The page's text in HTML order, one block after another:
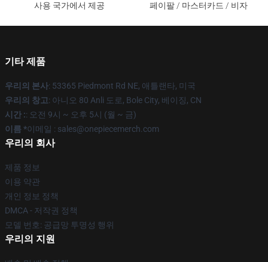
사용 국가에서 제공
페이팔 / 마스터카드 / 비자
기타 제품
우리의 본사: 53365 Piedmont Rd NE, 애틀랜타, 미국
우리의 창고: 아니오 80 Anli 도로, Bole City, 베이징, CN
시간 :: 오전 9시 ~ 오후 5시 (월 ~ 금)
이름 *이메일 : sales@onepiecemerch.com
우리의 회사
제품 정보
이용 약관
개인 정보 정책
DMCA - 저작권 정책
모델 번호: 공급망 투명성 행위
우리의 지원